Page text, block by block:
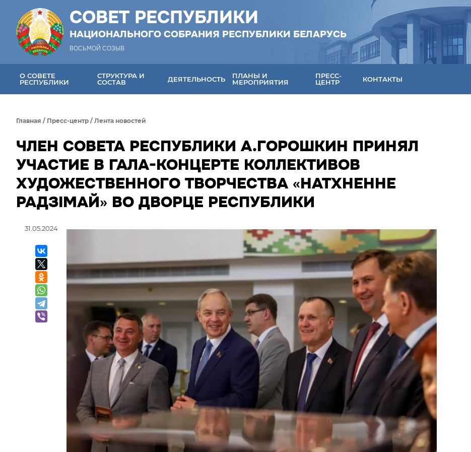
СОВЕТ РЕСПУБЛИКИ
НАЦИОНАЛЬНОГО СОБРАНИЯ РЕСПУБЛИКИ БЕЛАРУСЬ
ВОСЬМОЙ СОЗЫВ
О СОВЕТЕ
РЕСПУБЛИКИ
СТРУКТУРА И
СОСТАВ
ДЕЯТЕЛЬНОСТЬ
ПЛАНЫ И
МЕРОПРИЯТИЯ
ПРЕСС-
ЦЕНТР
КОНТАКТЫ
Главная / Пресс-центр / Лента новостей
ЧЛЕН СОВЕТА РЕСПУБЛИКИ А.ГОРОШКИН ПРИНЯЛ
УЧАСТИЕ В ГАЛА-КОНЦЕРТЕ КОЛЛЕКТИВОВ
ХУДОЖЕСТВЕННОГО ТВОРЧЕСТВА «НАТХНЕННЕ
РАДЗІМАЙ» ВО ДВОРЦЕ РЕСПУБЛИКИ
31.05.2024